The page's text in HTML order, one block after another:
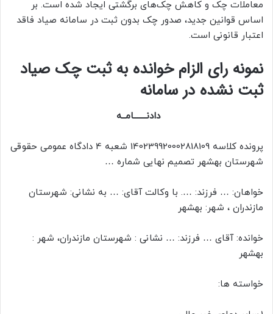
معاملات چک و کاهش چک‌های برگشتی ایجاد شده است. بر
اساس قوانین جدید، صدور چک بدون ثبت در سامانه صیاد فاقد
اعتبار قانونی است.
نمونه رای الزام خوانده به ثبت چک صیاد
ثبت نشده در سامانه
دادنـــــــامــه
پرونده کلاسه 140239920002818109 شعبه 4 دادگاه عمومی حقوقی
شهرستان بهشهر تصمیم نهایی شماره …
خواهان: … فرزند: …. با وکالت آقای: … به نشانی: شهرستان
مازندران ، شهر: بهشهر
خوانده: آقای … فرزند: … نشانی : شهرستان مازندران، شهر :
بهشهر
خواسته ها: